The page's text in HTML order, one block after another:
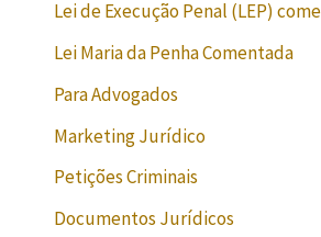
Lei de Execução Penal (LEP)
Lei Maria da Penha Comentada
Para Advogados
Marketing Jurídico
Petições Criminais
Documentos Jurídicos